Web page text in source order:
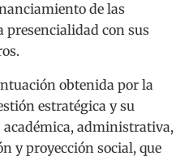
de las
presencialidad con sus
obtenida por la
estratégica y su
académica, administrativa,
y proyección social, que